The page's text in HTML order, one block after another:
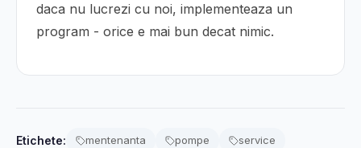
daca nu lucrezi cu noi, implementeaza un
program - orice e mai bun decat nimic.
Etichete: mentenanta pompe
service